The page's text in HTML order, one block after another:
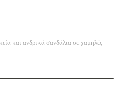
και ανδρικά σανδάλια σε χαμηλές